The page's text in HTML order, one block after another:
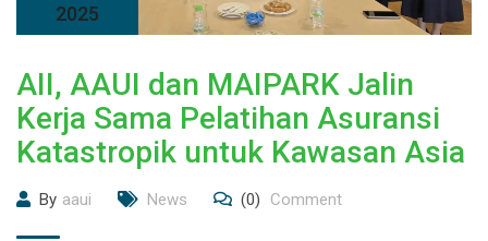
2025
AII, AAUI dan MAIPARK Jalin
Kerja Sama Pelatihan Asuransi
Katastropik untuk Kawasan Asia
By aaui News (0) Comment